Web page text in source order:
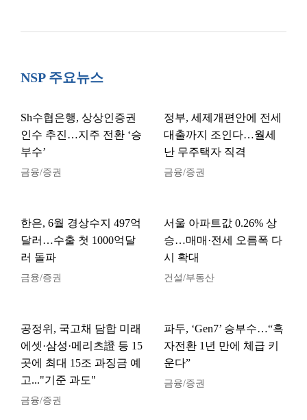
NSP 주요뉴스
Sh수협은행, 상상인증권
인수 추진…지주 전환 ‘승
부수’
금융/증권
정부, 세제개편안에 전세
대출까지 조인다…월세
난 무주택자 직격
금융/증권
한은, 6월 경상수지 497억
달러…수출 첫 1000억달
러 돌파
금융/증권
서울 아파트값 0.26% 상
승…매매·전세 오름폭 다
시 확대
건설/부동산
공정위, 국고채 담합 미래
에셋·삼성·메리츠證 등 15
곳에 최대 15조 과징금 예
고..."기준 과도"
금융/증권
파두, ‘Gen7’ 승부수…“흑
자전환 1년 만에 체급 키
운다”
금융/증권